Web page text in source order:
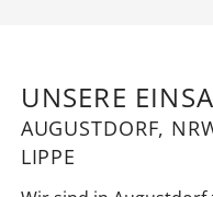
UNSERE
AUGUSTDORF,
LIPPE